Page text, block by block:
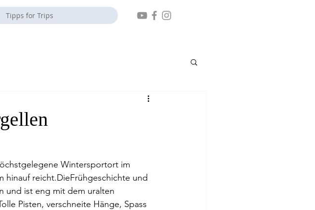
Tipps for Trips
Wintersportort im
hinauf reicht.DieFrühgeschichte und
und ist eng mit dem uralten
Pisten, verschneite Hänge, Spass